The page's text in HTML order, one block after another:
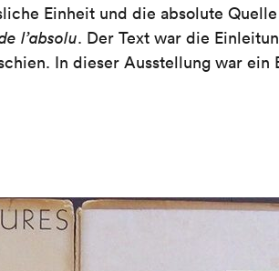
Einheit und die absolute
l’absolu. Der Text war die
In dieser Ausstellung war ein